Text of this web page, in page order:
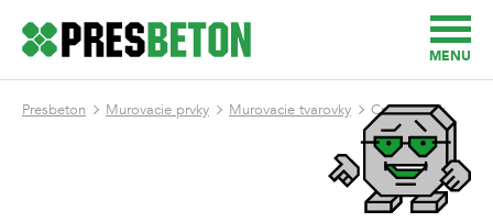
MENU
Presbeton Murovacie prvky Murovacie tvarovky Crash block